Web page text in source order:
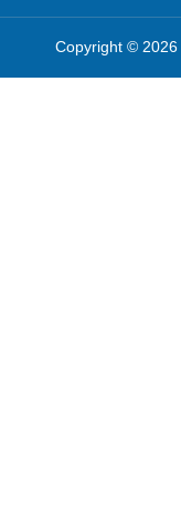
Copyright © 2026